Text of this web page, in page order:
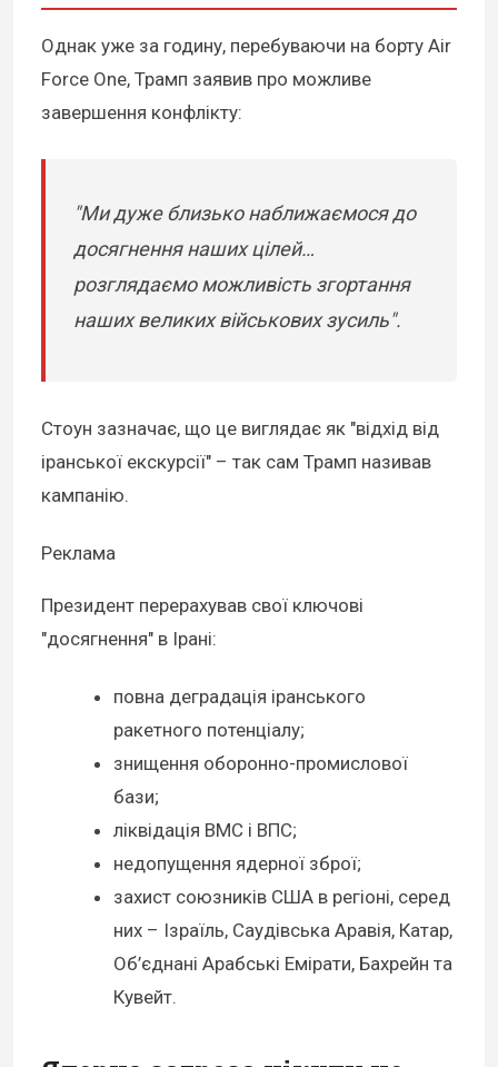
Однак уже за годину, перебуваючи на борту Air
Force One, Трамп заявив про можливе
завершення конфлікту:
"Ми дуже близько наближаємося до
досягнення наших цілей…
розглядаємо можливість згортання
наших великих військових зусиль".
Стоун зазначає, що це виглядає як "відхід від
іранської екскурсії" – так сам Трамп називав
кампанію.
Реклама
Президент перерахував свої ключові
"досягнення" в Ірані:
повна деградація іранського
ракетного потенціалу;
знищення оборонно-промислової
бази;
ліквідація ВМС і ВПС;
недопущення ядерної зброї;
захист союзників США в регіоні, серед
них – Ізраїль, Саудівська Аравія, Катар,
Об’єднані Арабські Емірати, Бахрейн та
Кувейт.